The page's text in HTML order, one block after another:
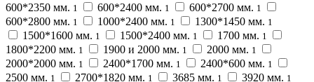
600*2350 мм. 1 600*2400 мм. 1 600*2700 мм. 1
600*2800 мм. 1 1000*2400 мм. 1 1300*1450 мм. 1
1500*1600 мм. 1 1500*2400 мм. 1 1700 мм. 1
1800*2200 мм. 1 1900 и 2000 мм. 1 2000 мм. 1
2000*2000 мм. 1 2400*1700 мм. 1 2400*600 мм. 1
2500 мм. 1 2700*1820 мм. 1 3685 мм. 1 3920 мм. 1